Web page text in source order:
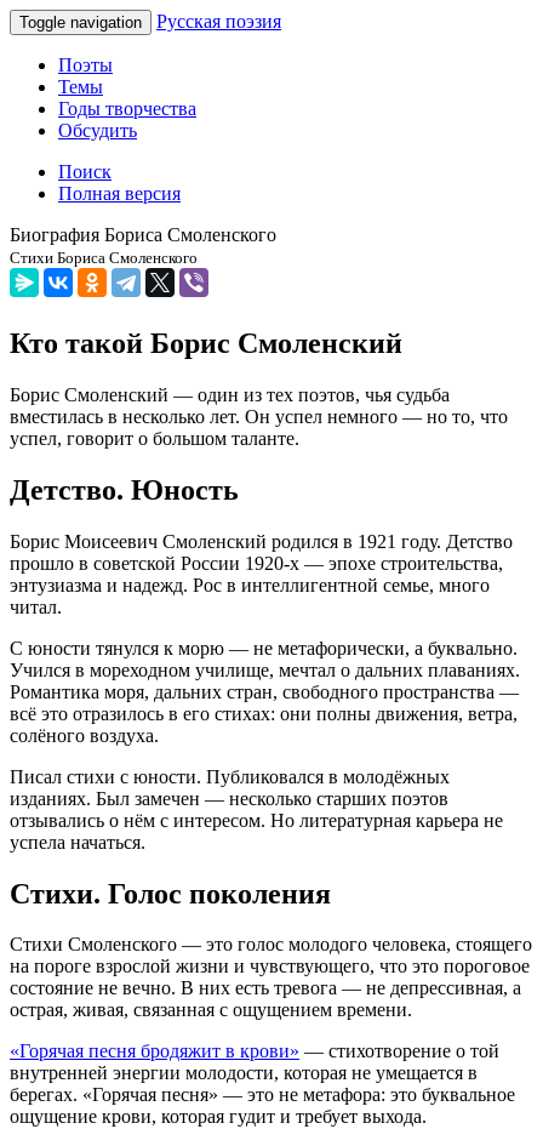
Toggle navigation Русская поэзия
Поэты
Темы
Годы творчества
Обсудить
Поиск
Полная версия
Биография Бориса Смоленского
Стихи Бориса Смоленского
Кто такой Борис Смоленский
Борис Смоленский — один из тех поэтов, чья судьба
вместилась в несколько лет. Он успел немного — но то, что
успел, говорит о большом таланте.
Детство. Юность
Борис Моисеевич Смоленский родился в 1921 году. Детство
прошло в советской России 1920-х — эпохе строительства,
энтузиазма и надежд. Рос в интеллигентной семье, много
читал.
С юности тянулся к морю — не метафорически, а буквально.
Учился в мореходном училище, мечтал о дальних плаваниях.
Романтика моря, дальних стран, свободного пространства —
всё это отразилось в его стихах: они полны движения, ветра,
солёного воздуха.
Писал стихи с юности. Публиковался в молодёжных
изданиях. Был замечен — несколько старших поэтов
отзывались о нём с интересом. Но литературная карьера не
успела начаться.
Стихи. Голос поколения
Стихи Смоленского — это голос молодого человека, стоящего
на пороге взрослой жизни и чувствующего, что это пороговое
состояние не вечно. В них есть тревога — не депрессивная, а
острая, живая, связанная с ощущением времени.
«Горячая песня бродяжит в крови» — стихотворение о той
внутренней энергии молодости, которая не умещается в
берегах. «Горячая песня» — это не метафора: это буквальное
ощущение крови, которая гудит и требует выхода.